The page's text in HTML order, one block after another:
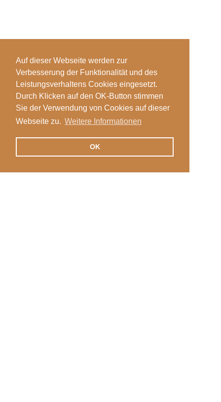
Auf dieser Webseite werden zur
Verbesserung der Funktionalität und des
Leistungsverhaltens Cookies eingesetzt.
Durch Klicken auf den OK-Button stimmen
Sie der Verwendung von Cookies auf dieser
Webseite zu. Weitere Informationen
OK